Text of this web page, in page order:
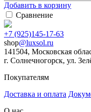
Добавить в корзину
Сравнение
+7 (925)145-17-63
shop@luxsol.ru
141504, Московская
г. Солнечногорск, ул.
Покупателям
Доставка и оплата